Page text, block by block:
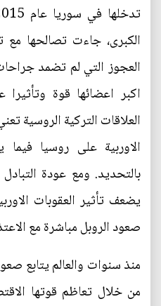
الكبرى، جاءت تصالحها مع
العجوز التي لم تضمد
اكبر اعضائها قوة وتأثيرا
العلاقات التركية الروسية
الاوربية على روسيا فيما
بالتحديد. ومع عودة
يضعف تأثير العقوبات
صعود الروبل مباشرة مع
منذ سنوات والعالم يتابع
من خلال تعاظم قوتها